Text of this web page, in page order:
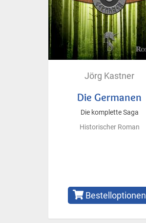
Jörg Kastner
Die Germanen
Die komplette Saga
Historischer Roman
Bestelloptionen